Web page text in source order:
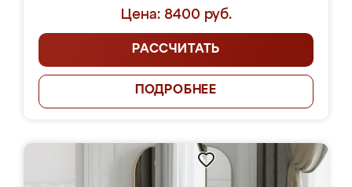
Цена: 8400 руб.
РАССЧИТАТЬ
ПОДРОБНЕЕ